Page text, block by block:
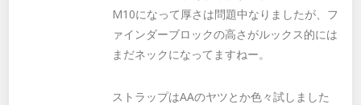
M10になって厚さは問題中なりましたが、フ
ァインダーブロックの高さがルックス的には
まだネックになってますねー。
ストラップはAAのヤツとか色々試しました